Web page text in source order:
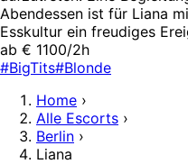
Abendessen ist für Liana
Esskultur ein freudiges
ab € 1100/2h
#BigTits#Blonde
Home ›
Alle Escorts ›
Berlin ›
Liana